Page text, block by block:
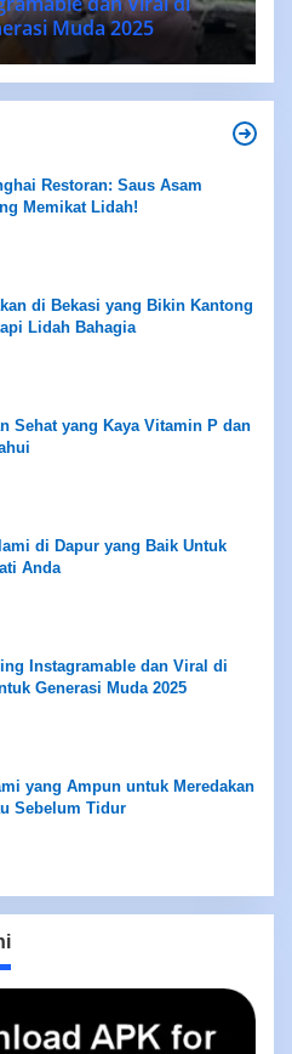
Muda 2025
Restoran: Saus Asam
Memikat Lidah!
di Bekasi yang Bikin Kantong
Lidah Bahagia
Sehat yang Kaya Vitamin P dan
di Dapur yang Baik Untuk
Anda
Instagramable dan Viral di
Generasi Muda 2025
yang Ampun untuk Meredakan
Sebelum Tidur